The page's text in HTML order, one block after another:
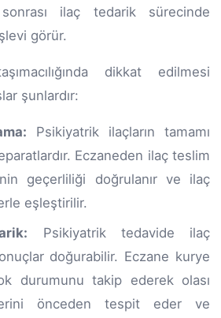
ilaç tedarik sürecinde
görür.
dikkat edilmesi
şunlardır:
Psikiyatrik ilaçların tamamı
Eczaneden ilaç teslim
geçerliliği doğrulanır ve ilaç
eşleştirilir.
Psikiyatrik tedavide ilaç
doğurabilir. Eczane kurye
durumunu takip ederek olası
önceden tespit eder ve